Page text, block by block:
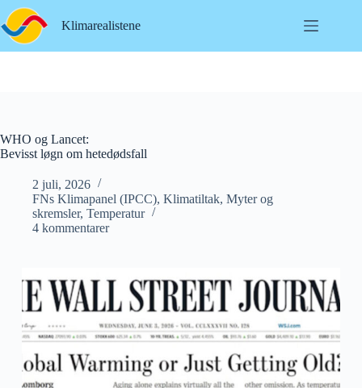
Hopp
til
innholdet
Klimarealistene
WHO og Lancet:
Bevisst løgn om hetedødsfall
2 juli, 2026
FNs Klimapanel (IPCC), Klimatiltak, Myter og
skremsler, Temperatur
4 kommentarer